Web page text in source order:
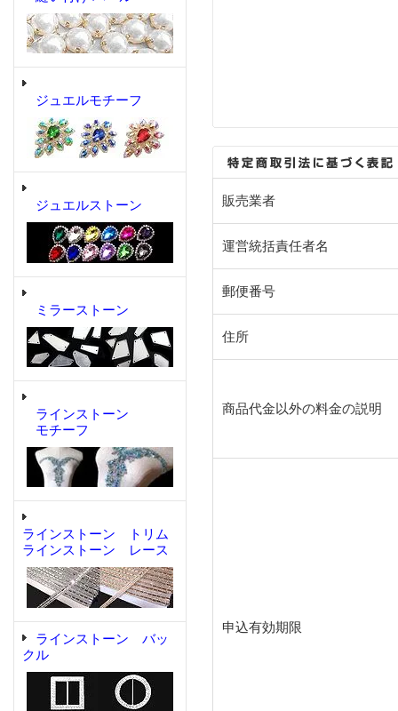
ジュエルモチーフ
ジュエルストーン
ミラーストーン
ラインストーン
モチーフ
ラインストーン トリム
ラインストーン レース
ラインストーン バッ
クル
販売業者
運営統括責任者名
郵便番号
住所
商品代金以外の料金の説明
申込有効期限